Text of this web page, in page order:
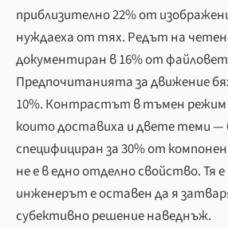
приблизително 22% от
нуждаеха от тях. Редът на
документиран в 16% от
Предпочитанията за движение
10%. Контрастът в тъмен режим
които доставиха и двете теми —
специфициран за 30% от
не е в едно отделно свойство. Тя
инженерът е оставен да я
субективно решение наведнъж.